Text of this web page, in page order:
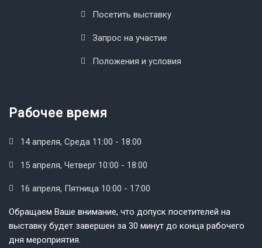
Посетить выставку
Запрос на участие
Положения и условия
Рабочее время
14 апреля, Среда 11:00 - 18:00
15 апреля, Четверг 10:00 - 18:00
16 апреля, Пятница 10:00 - 17:00
Обращаем Ваше внимание, что допуск посетителей на
выставку будет завершен за 30 минут до конца рабочего
дня мероприятия.